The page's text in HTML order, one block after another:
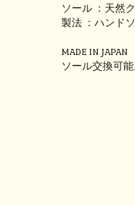
ソール ：天然
製法 ：ハンド
MADE IN JAPAN
ソール交換可